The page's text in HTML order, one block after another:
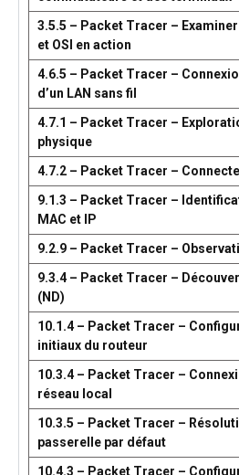
3.5.5 – Packet Tracer –
et OSI en action
4.6.5 – Packet Tracer –
d’un LAN sans fil
4.7.1 – Packet Tracer –
physique
4.7.2 – Packet Tracer –
9.1.3 – Packet Tracer –
MAC et IP
9.2.9 – Packet Tracer –
9.3.4 – Packet Tracer –
(ND)
10.1.4 – Packet Tracer –
initiaux du routeur
10.3.4 – Packet Tracer –
réseau local
10.3.5 – Packet Tracer –
passerelle par défaut
10.4.3 – Packet Tracer –